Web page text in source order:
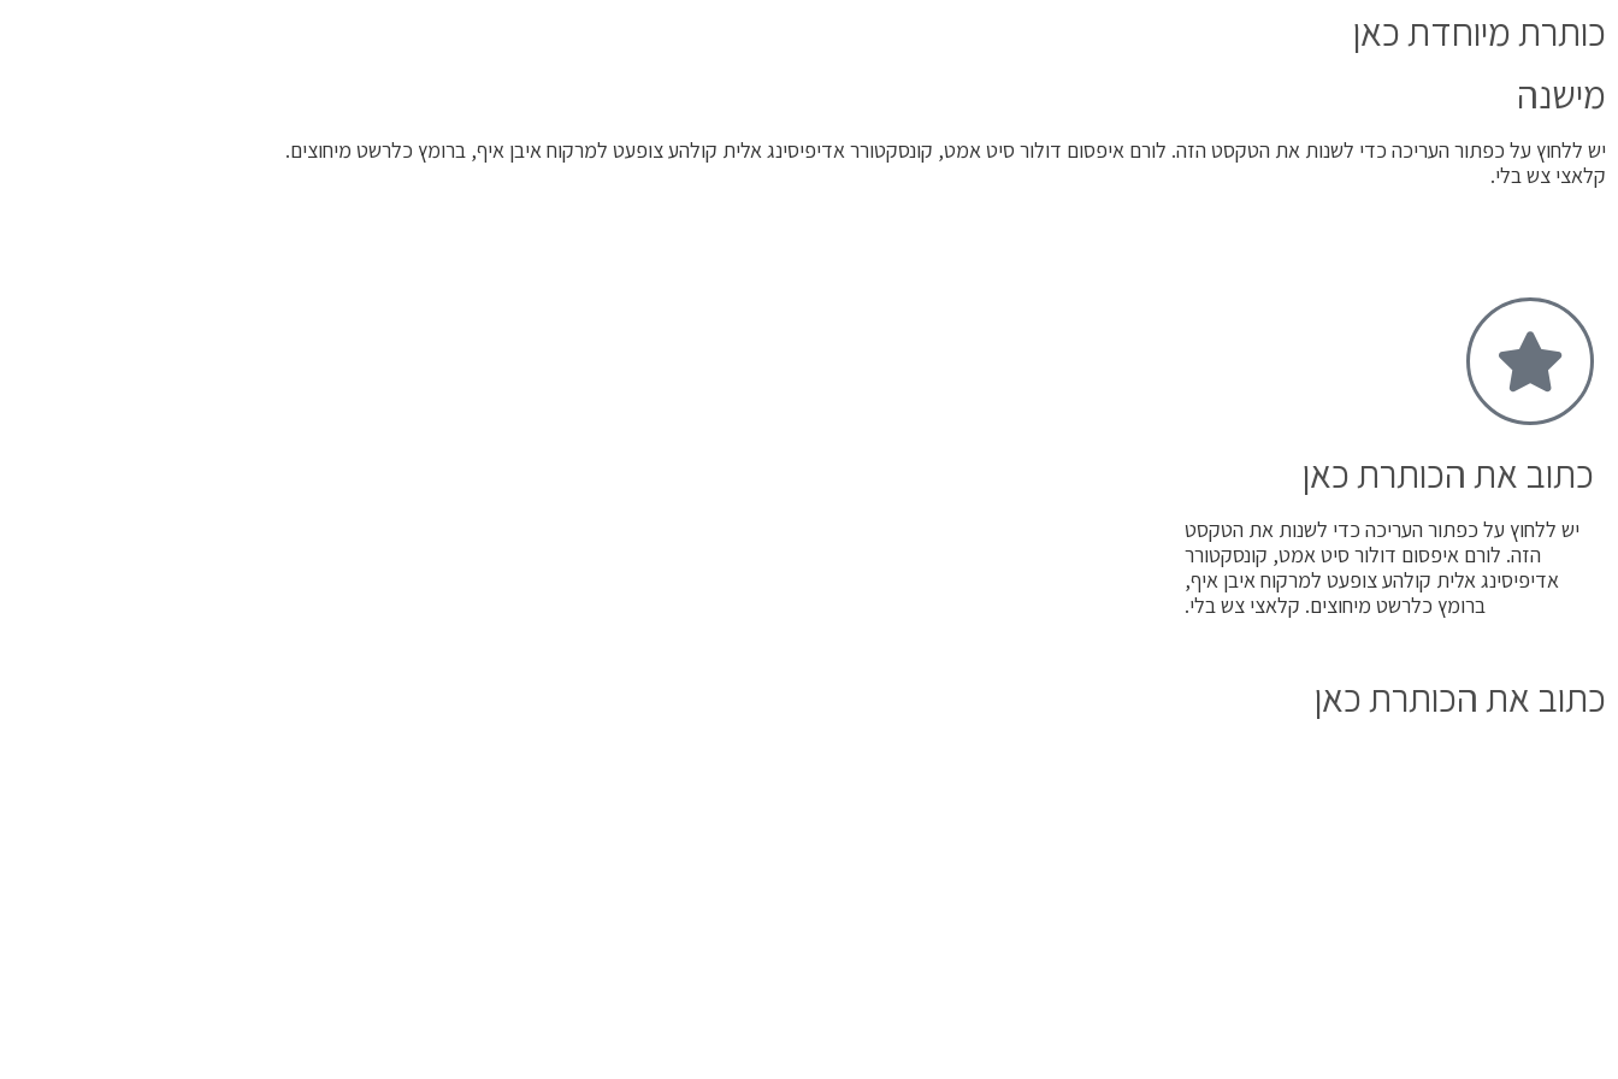
כותרת מיוחדת כאן
מישנה
יש ללחוץ על כפתור העריכה כדי לשנות את הטקסט הזה. לורם איפסום דולור סיט אמט, קונסקטורר אדיפיסינג אלית קולהע צופעט למרקוח איבן איף, ברומץ כלרשט מיחוצים.
קלאצי צש בלי.
כתוב את הכותרת כאן
יש ללחוץ על כפתור העריכה כדי לשנות את הטקסט
הזה. לורם איפסום דולור סיט אמט, קונסקטורר
אדיפיסינג אלית קולהע צופעט למרקוח איבן איף,
ברומץ כלרשט מיחוצים. קלאצי צש בלי.
כתוב את הכותרת כאן